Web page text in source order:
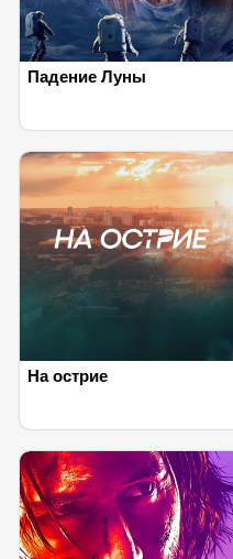
Падение Луны
На острие